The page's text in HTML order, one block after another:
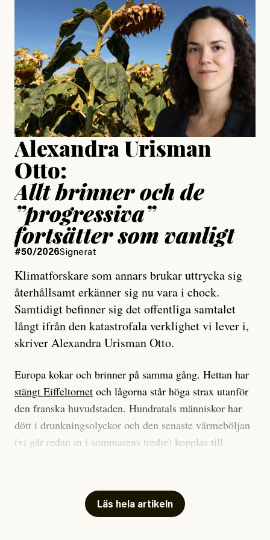
Jonas Lundström
Publicerad24 July, 2026
är ganska politiskt”
Jesper Lundby
Publicerad15 July, 2026
Uppdaterad15 July, 2026
Alexandra Urisman
Otto:
Allt brinner och de
”progressiva”
fortsätter som vanligt
#50/2026Signerat
Klimatforskare som annars brukar uttrycka sig
återhållsamt erkänner sig nu vara i chock.
Samtidigt befinner sig det offentliga samtalet
långt ifrån den katastrofala verklighet vi lever i,
skriver Alexandra Urisman Otto.
Europa kokar och brinner på samma gång. Hettan har
stängt Eiffeltornet och lågorna står höga strax utanför
den franska huvudstaden. Hundratals människor har
dött i drunkningsolyckor och den senaste värmeböljan
(vi går redan in i sommarens tredje) kopplas till
Har du också panik i hettan? Känns det som en
mardröm? Bra, allt annat vore fullständigt orimligt.
Läs hela artikeln